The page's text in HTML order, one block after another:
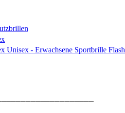
Unisex - Erwachsene Sportbrille Flash